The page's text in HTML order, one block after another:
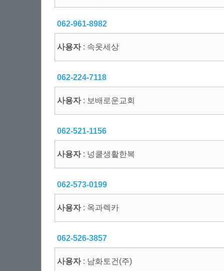
062-961-8982
사용자: 속옷세상
062-224-7118
사용자: 보배로운교회
062-521-1156
사용자: 넝쿨생활한복
062-573-0199
사용자: 옥과렉카
062-526-3857
사용자: 남화토건(주)